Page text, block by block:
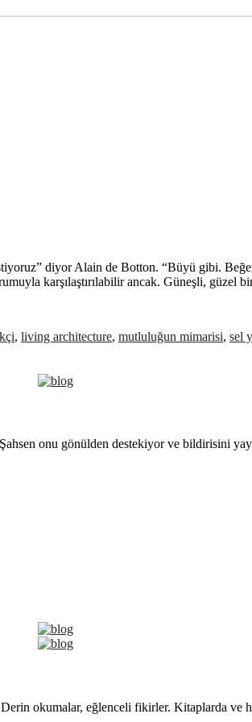
diyor Alain de Botton. “Büyü gibi.
karşılaştırılabilir ancak. Güneşli,
, living architecture, mutluluğun mimarisi, sel
onu gönülden destekiyor ve bildirisini
Derin okumalar, eğlenceli fikirler. Kitaplarda